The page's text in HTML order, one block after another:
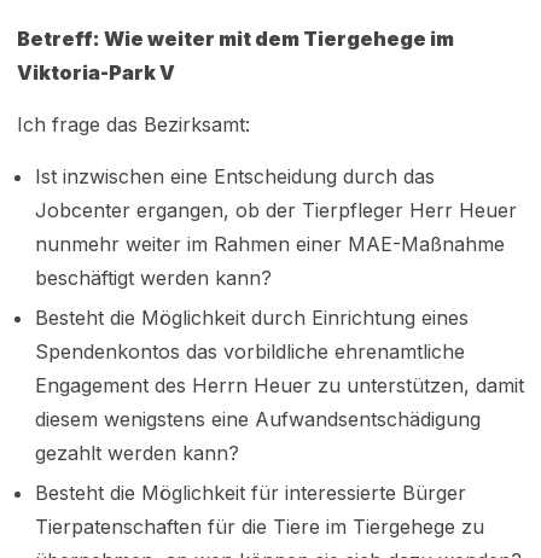
Betreff: Wie weiter mit dem Tiergehege im
Viktoria-Park V
Ich frage das Bezirksamt:
Ist inzwischen eine Entscheidung durch das
Jobcenter ergangen, ob der Tierpfleger Herr Heuer
nunmehr weiter im Rahmen einer MAE-Maßnahme
beschäftigt werden kann?
Besteht die Möglichkeit durch Einrichtung eines
Spendenkontos das vorbildliche ehrenamtliche
Engagement des Herrn Heuer zu unterstützen, damit
diesem wenigstens eine Aufwandsentschädigung
gezahlt werden kann?
Besteht die Möglichkeit für interessierte Bürger
Tierpatenschaften für die Tiere im Tiergehege zu